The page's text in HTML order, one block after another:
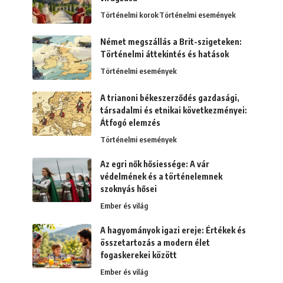
Történelmi korokTörténelmi események
Német megszállás a Brit-szigeteken:
Történelmi áttekintés és hatások
Történelmi események
A trianoni békeszerződés gazdasági,
társadalmi és etnikai következményei:
Átfogó elemzés
Történelmi események
Az egri nők hősiessége: A vár
védelmének és a történelemnek
szoknyás hősei
Ember és világ
A hagyományok igazi ereje: Értékek és
összetartozás a modern élet
fogaskerekei között
Ember és világ